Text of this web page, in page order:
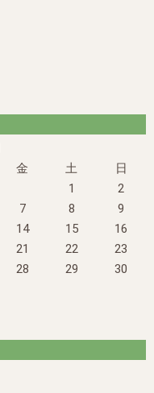
金 土
日
1
2
7 8
9
14 15
16
21 22
23
28 29
30